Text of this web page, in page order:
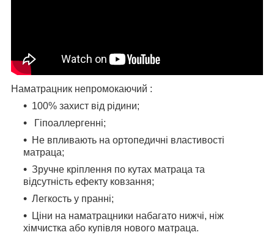
Наматрацник непромокаючий :
100% захист від рідини;
Гіпоаллергенні;
Не впливають на ортопедичні властивості
матраца;
Зручне кріплення по кутах матраца та
відсутність ефекту ковзання;
Легкость у пранні;
Ціни на наматрацники набагато нижчі, ніж
хімчистка або купівля нового матраца.